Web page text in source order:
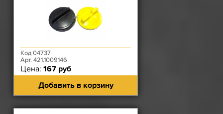
Код 04737
Арт. 421.1009146
Цена: 167 руб
Добавить в корзину